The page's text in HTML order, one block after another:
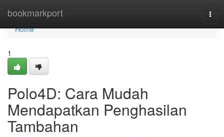
bookmarkport
Home
Home
1
Polo4D: Cara Mudah
Mendapatkan Penghasilan
Tambahan